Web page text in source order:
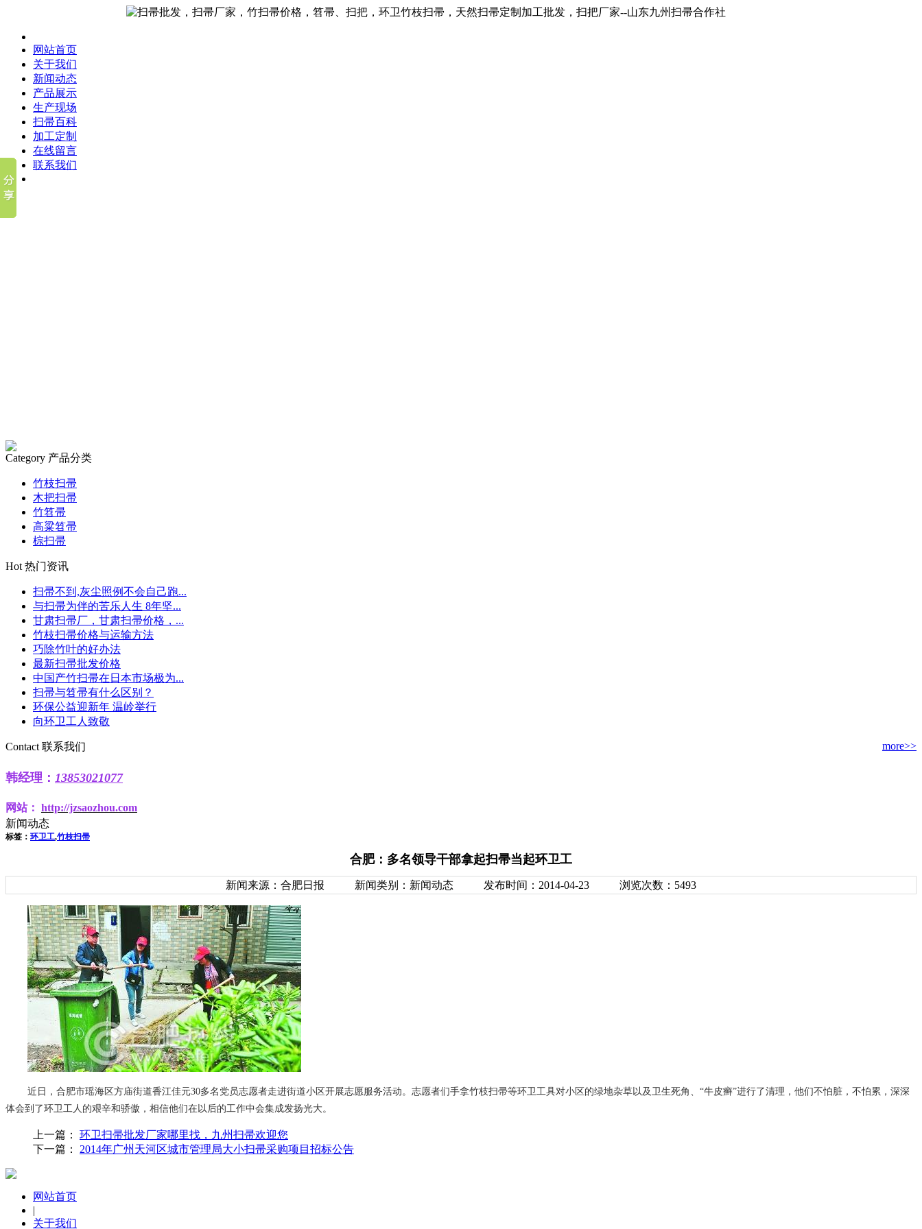
网站首页
关于我们
新闻动态
产品展示
生产现场
扫帚百科
加工定制
在线留言
联系我们
Category 产品分类
竹枝扫帚
木把扫帚
竹笤帚
高粱笤帚
棕扫帚
Hot 热门资讯
扫帚不到,灰尘照例不会自己跑...
与扫帚为伴的苦乐人生 8年坚...
甘肃扫帚厂，甘肃扫帚价格，...
竹枝扫帚价格与运输方法
巧除竹叶的好办法
最新扫帚批发价格
中国产竹扫帚在日本市场极为...
扫帚与笤帚有什么区别？
环保公益迎新年 温岭举行
向环卫工人致敬
Contact 联系我们 more>>
韩经理： 13853021077
网站： http://jzsaozhou.com
新闻动态
标签： 环卫工,竹枝扫帚
合肥：多名领导干部拿起扫帚当起环卫工
新闻来源：合肥日报 新闻类别：新闻动态 发布时间：2014-04-23 浏览次数：5493
近日，合肥市瑶海区方庙街道香江佳元30多名党员志愿者走进街道小区开展志愿服务活动。志愿者们手拿竹枝扫帚等环卫工具对小区的绿地杂草以及卫生死角、“牛皮癣”进行了清理，他们不怕脏，不怕累，深深
体会到了环卫工人的艰辛和骄傲，相信他们在以后的工作中会集成发扬光大。
上一篇： 环卫扫帚批发厂家哪里找，九州扫帚欢迎您
下一篇： 2014年广州天河区城市管理局大小扫帚采购项目招标公告
网站首页
|
关于我们